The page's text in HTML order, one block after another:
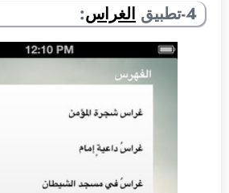
4-تطبيق الغراس: